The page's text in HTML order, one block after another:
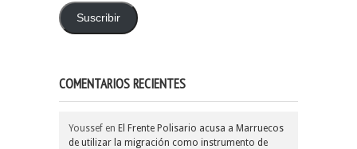
emailSuscribir
COMENTARIOS RECIENTES
Youssef en El Frente Polisario acusa a Marruecos
de utilizar la migración como instrumento de